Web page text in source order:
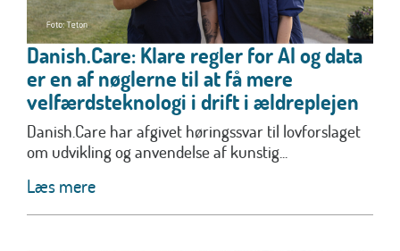
Danish.Care: Klare regler for AI og data
er en af nøglerne til at få mere
velfærdsteknologi i drift i ældreplejen
Danish.Care har afgivet høringssvar til lovforslaget
om udvikling og anvendelse af kunstig...
Læs mere